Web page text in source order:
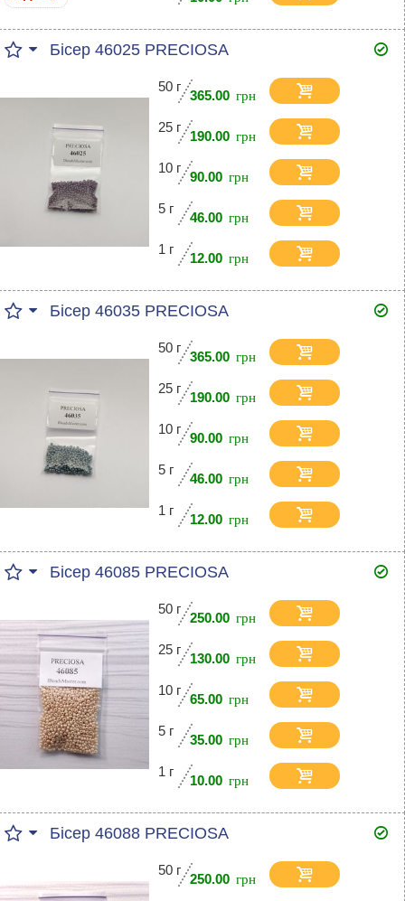
Бісер 46025 PRECIOSA
50 г
365.00
25 г
190.00
10 г
90.00
5 г
46.00
1 г
12.00
Бісер 46035 PRECIOSA
50 г
365.00
25 г
190.00
10 г
90.00
5 г
46.00
1 г
12.00
Бісер 46085 PRECIOSA
50 г
250.00
25 г
130.00
10 г
65.00
5 г
35.00
1 г
10.00
Бісер 46088 PRECIOSA
50 г
250.00